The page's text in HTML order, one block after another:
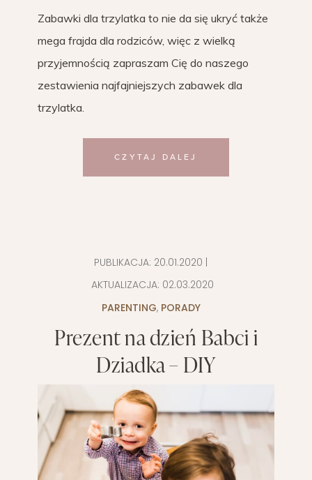
Zabawki dla trzylatka to nie da się ukryć także
mega frajda dla rodziców, więc z wielką
przyjemnością zapraszam Cię do naszego
zestawienia najfajniejszych zabawek dla
trzylatka.
CZYTAJ DALEJ
PUBLIKACJA: 20.01.2020 |
AKTUALIZACJA: 02.03.2020
PARENTING, PORADY
Prezent na dzień Babci i
Dziadka – DIY